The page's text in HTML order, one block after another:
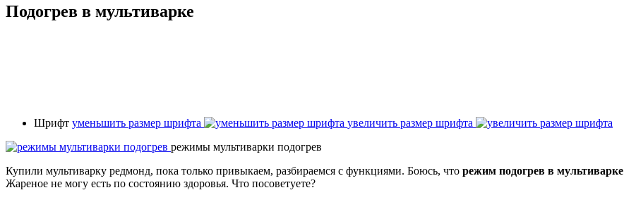
Подогрев в мультиварке
Шрифт уменьшить размер шрифта
увеличить размер шрифта
режимы мультиварки подогрев
Купили мультиварку редмонд, пока только привыкаем, разбираемся с функциями. Боюсь, что режим подогрев в мультиварке
Жареное не могу есть по состоянию здоровья. Что посоветуете?